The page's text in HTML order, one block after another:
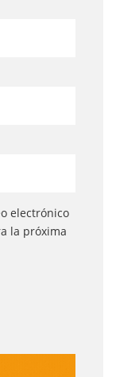
electrónico
la próxima